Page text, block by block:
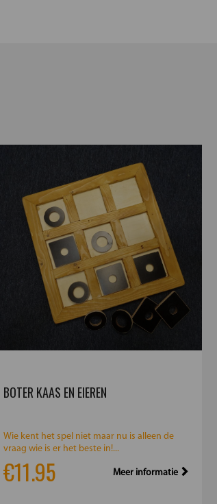
BOTER KAAS EN EIEREN
Wie kent het spel niet maar nu is alleen de
vraag wie is er het beste in!...
€11.95 Meer informatie